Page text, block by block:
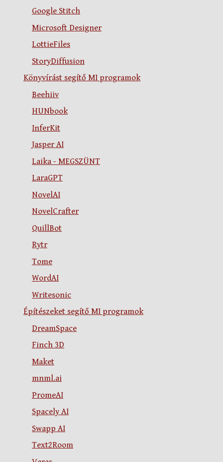
Google Stitch
Microsoft Designer
LottieFiles
StoryDiffusion
Könyvírást segítő MI programok
Beehiiv
HUNbook
InferKit
Jasper AI
Laika - MEGSZÜNT
LaraGPT
NovelAI
NovelCrafter
QuillBot
Rytr
Tome
WordAI
Writesonic
Építészeket segítő MI programok
DreamSpace
Finch 3D
Maket
mnml.ai
PromeAI
Spacely AI
Swapp AI
Text2Room